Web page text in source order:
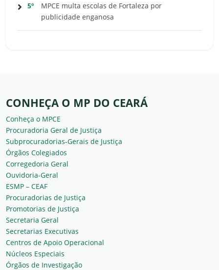
5º
MPCE multa escolas de Fortaleza por
publicidade enganosa
CONHEÇA O MP DO CEARÁ
Conheça o MPCE
Procuradoria Geral de Justiça
Subprocuradorias-Gerais de Justiça
Órgãos Colegiados
Corregedoria Geral
Ouvidoria-Geral
ESMP – CEAF
Procuradorias de Justiça
Promotorias de Justiça
Secretaria Geral
Secretarias Executivas
Centros de Apoio Operacional
Núcleos Especiais
Órgãos de Investigação